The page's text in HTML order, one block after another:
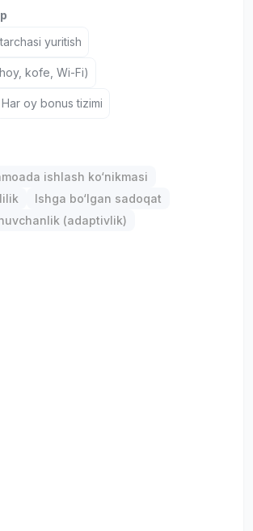
yuritish
kofe, Wi-Fi)
Har oy bonus tizimi
ishlash ko‘nikmasi
Ishga bo‘lgan sadoqat
(adaptivlik)